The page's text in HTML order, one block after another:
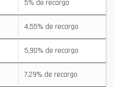
5% de recargo
4,55% de recargo
5,90% de recargo
7,29% de recargo